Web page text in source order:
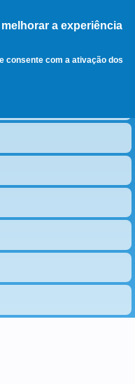
a experiência
consente com a ativação dos
, ir para a
página principal